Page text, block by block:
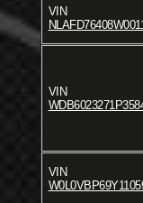
VIN
VIN
VIN